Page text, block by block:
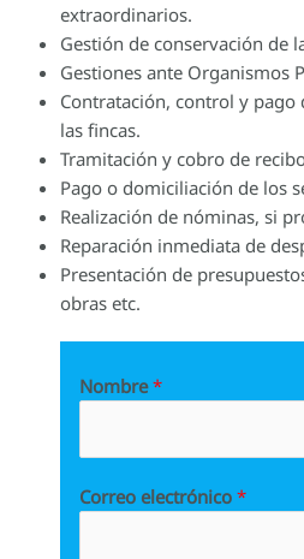
extraordinarios.
Gestión de conservación de
Gestiones ante Organismos
Contratación, control y pago
las fincas.
Tramitación y cobro de
Pago o domiciliación de los
Realización de nóminas, si
Reparación inmediata de
Presentación de
obras etc.
Nombre*
Correo electrónico *